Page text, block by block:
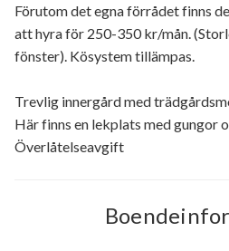
Förutom det egna förrådet finns
att hyra för 250-350 kr/mån.
fönster). Kösystem tillämpas.
Trevlig innergård med
Här finns en lekplats med gungor
Överlåtelseavgift